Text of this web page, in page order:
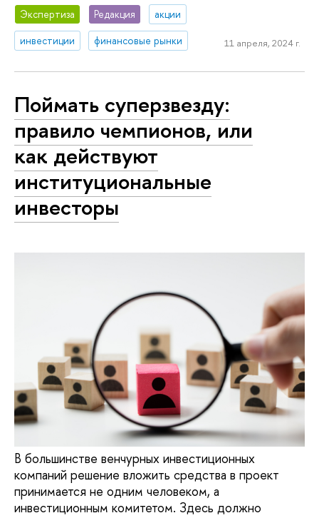
Экспертиза Редакция
акции
инвестиции
финансовые рынки 11 апреля, 2024 г.
Поймать суперзвезду:
правило чемпионов, или
как действуют
институциональные
инвесторы
В большинстве венчурных инвестиционных
компаний решение вложить средства в проект
принимается не одним человеком, а
инвестиционным комитетом. Здесь должно